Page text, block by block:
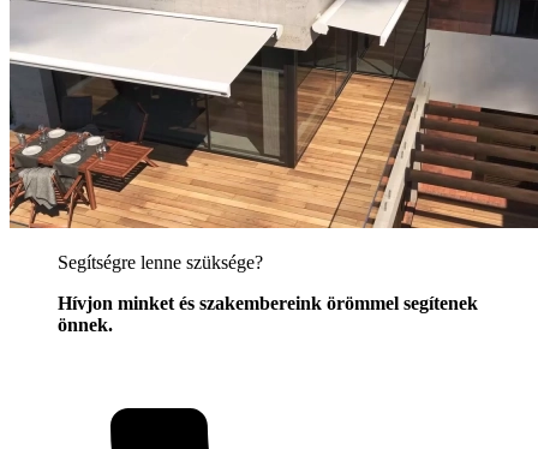
Segítségre lenne szüksége?
Hívjon minket és szakembereink örömmel segítenek
önnek.